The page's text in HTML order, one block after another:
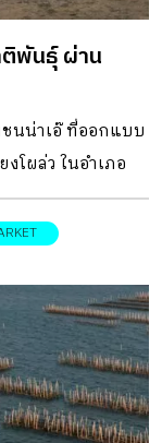
ติพันธุ์ ผ่าน
นน่าเอ๊ ที่ออกแบบ
โผล่ว ในอำเภอ
สดุธรรมชาติที่หา
ก์ชันเรียบง่าย
ทีมผู้ออกแบบเชื่อ
ด่นนี้จะทำหน้าที่ส่ง
งของธรรมชาติ
ที่ไม่เพียงแต่มี